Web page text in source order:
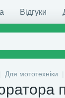
Відгуки
Для мототехніки